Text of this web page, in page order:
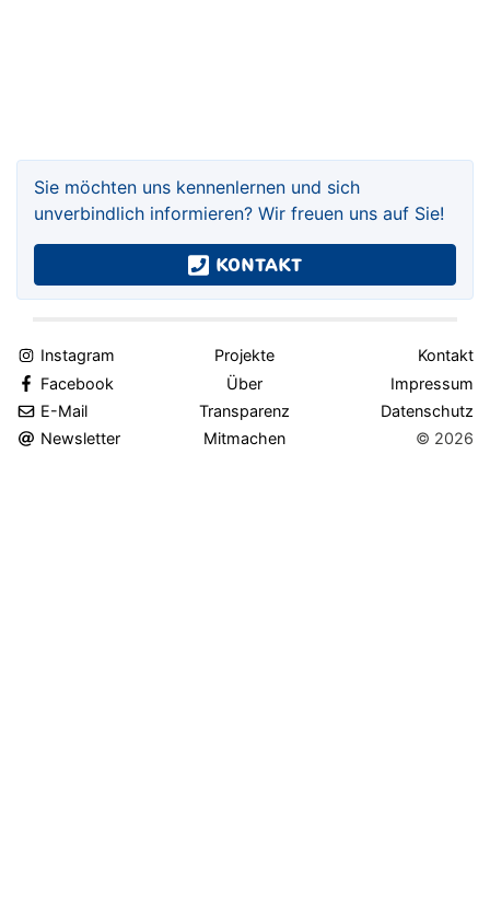
Sie möchten uns kennenlernen und sich
unverbindlich informieren? Wir freuen uns auf Sie!
Kontakt
Instagram
Facebook
E-Mail
Newsletter
Projekte
Über
Transparenz
Mitmachen
Kontakt
Impressum
Datenschutz
© 2026